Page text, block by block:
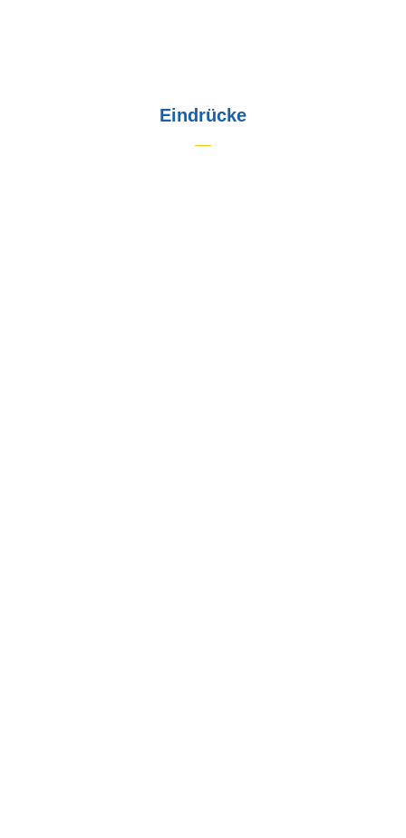
Eindrücke